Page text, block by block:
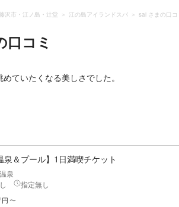
藤沢市・江ノ島・辻堂 江の島アイランドスパ sai さまの口コ
口コミ
ていたくなる美しさでした。
泉＆プール】1日満喫チケット
泉
指定無し
円 〜